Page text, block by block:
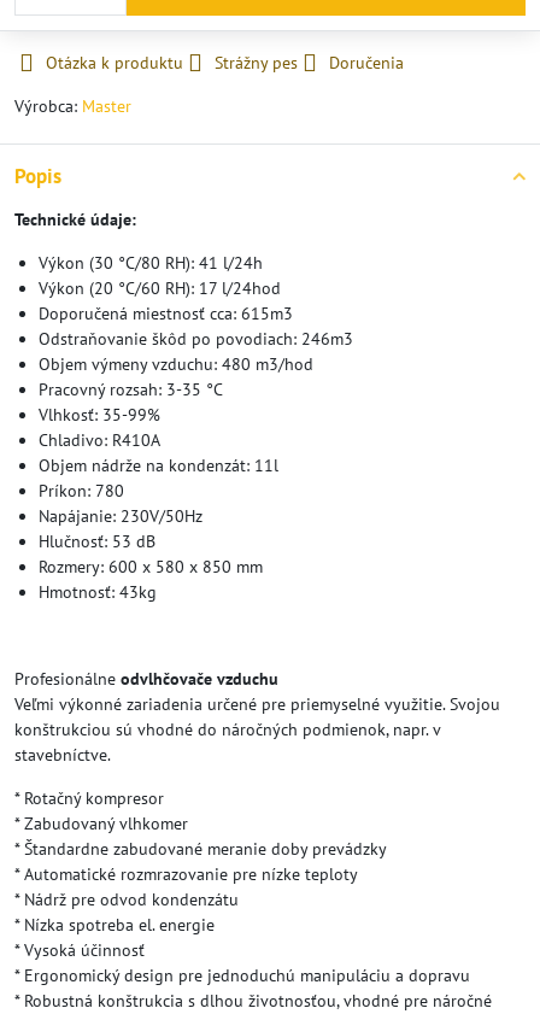
Otázka k produktu Strážny pes
Doručenia
Výrobca: Master
Popis
Technické údaje:
Výkon (30 °C/80 RH): 41 l/24h
Výkon (20 °C/60 RH): 17 l/24hod
Doporučená miestnosť cca: 615m3
Odstraňovanie škôd po povodiach: 246m3
Objem výmeny vzduchu: 480 m3/hod
Pracovný rozsah: 3-35 °C
Vlhkosť: 35-99%
Chladivo: R410A
Objem nádrže na kondenzát: 11l
Príkon: 780
Napájanie: 230V/50Hz
Hlučnosť: 53 dB
Rozmery: 600 x 580 x 850 mm
Hmotnosť: 43kg
Profesionálne odvlhčovače vzduchu
Veľmi výkonné zariadenia určené pre priemyselné využitie. Svojou
konštrukciou sú vhodné do náročných podmienok, napr. v
stavebníctve.
* Rotačný kompresor
* Zabudovaný vlhkomer
* Štandardne zabudované meranie doby prevádzky
* Automatické rozmrazovanie pre nízke teploty
* Nádrž pre odvod kondenzátu
* Nízka spotreba el. energie
* Vysoká účinnosť
* Ergonomický design pre jednoduchú manipuláciu a dopravu
* Robustná konštrukcia s dlhou životnosťou, vhodné pre náročné